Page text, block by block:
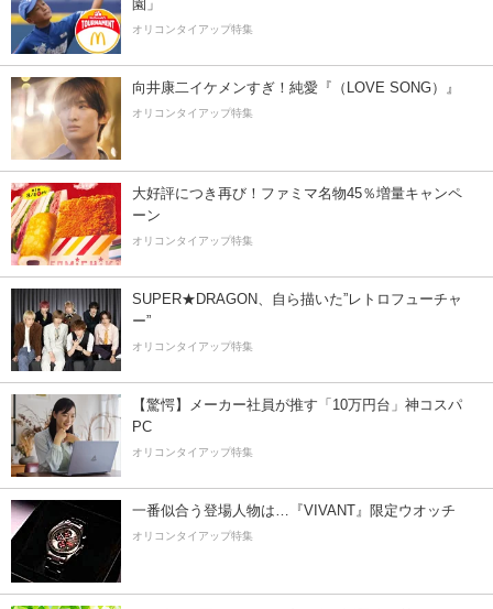
園」
オリコンタイアップ特集
向井康二イケメンすぎ！純愛『（LOVE SONG）』
オリコンタイアップ特集
大好評につき再び！ファミマ名物45％増量キャンペ
ーン
オリコンタイアップ特集
SUPER★DRAGON、自ら描いた”レトロフューチャ
ー”
オリコンタイアップ特集
【驚愕】メーカー社員が推す「10万円台」神コスパ
PC
オリコンタイアップ特集
一番似合う登場人物は…『VIVANT』限定ウオッチ
オリコンタイアップ特集